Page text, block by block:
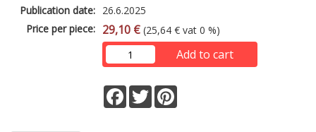
Publication date: 26.6.2025
Price per piece: 29,10 € (25,64 € vat 0 %)
Add to cart
Facebook
Twitter